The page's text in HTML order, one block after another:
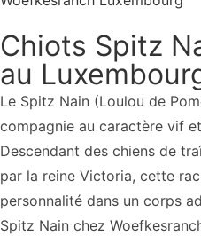
Chiots Spitz
au
Le Spitz Nain (Loulou de
compagnie au caractère vif
Descendant des chiens de
par la reine Victoria, cette
personnalité dans un corps
Spitz Nain chez